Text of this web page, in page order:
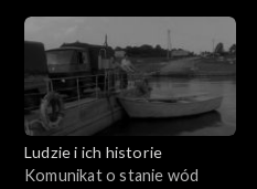
Ludzie i ich historie
Komunikat o stanie wód